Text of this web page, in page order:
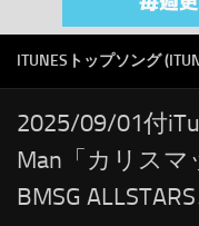
RSS
LINKS
ITUNESトップソング
2025/09/01付
Man「カリスマ
BMSG